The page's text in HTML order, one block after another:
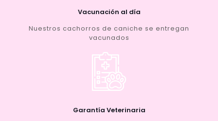
Vacunación al día
Nuestros cachorros de caniche se entregan
vacunados
Garantía Veterinaria